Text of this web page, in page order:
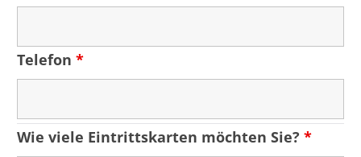
Telefon *
Wie viele Eintrittskarten möchten Sie? *